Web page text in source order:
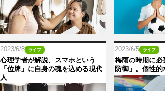
2023/6/8 ライフ
心理学者が解説、スマホという
「位牌」に自身の魂を込める現代
人
2023/6/5 ライフ
梅雨の時期に必
防御」。個性